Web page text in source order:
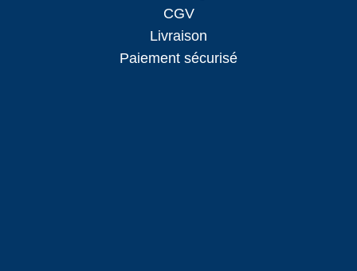
CGV
Livraison
Paiement sécurisé